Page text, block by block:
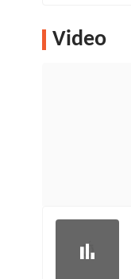
Video